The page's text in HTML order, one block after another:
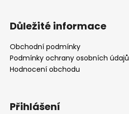
Důležité informace
Obchodní podmínky
Podmínky ochrany osobních údajů
Hodnocení obchodu
Přihlášení